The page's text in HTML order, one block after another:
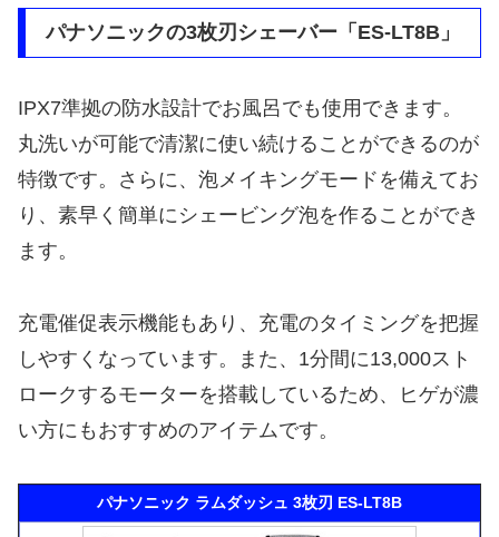
パナソニックの3枚刃シェーバー「ES-LT8B」
IPX7準拠の防水設計でお風呂でも使用できます。
丸洗いが可能で清潔に使い続けることができるのが
特徴です。さらに、泡メイキングモードを備えてお
り、素早く簡単にシェービング泡を作ることができ
ます。
充電催促表示機能もあり、充電のタイミングを把握
しやすくなっています。また、1分間に13,000スト
ロークするモーターを搭載しているため、ヒゲが濃
い方にもおすすめのアイテムです。
パナソニック ラムダッシュ 3枚刃 ES-LT8B